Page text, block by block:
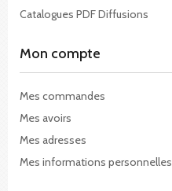
Catalogues PDF Diffusions
Mon compte
Mes commandes
Mes avoirs
Mes adresses
Mes informations personnelles